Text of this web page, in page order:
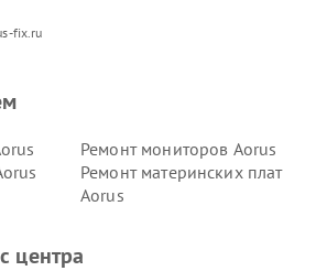
fix.ru
Ремонт мониторов Aorus
Ремонт материнских плат
Aorus
центра